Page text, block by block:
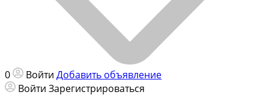
0 Войти Добавить объявление
Войти Зарегистрироваться